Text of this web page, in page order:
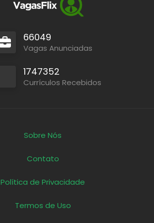
66049
Vagas Anunciadas
1747352
Currículos Recebidos
Sobre Nós
Contato
Política de Privacidade
Termos de Uso